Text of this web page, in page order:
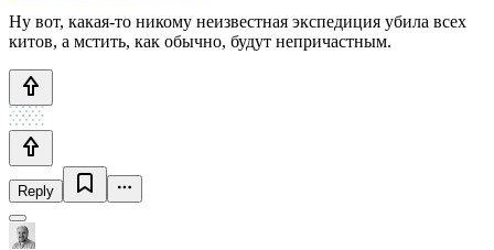
Ну вот, какая-то никому неизвестная экспедиция убила всех
китов, а мстить, как обычно, будут непричастным.
Reply